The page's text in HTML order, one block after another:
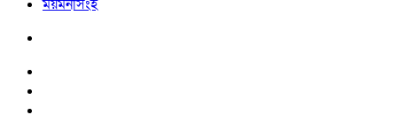
ময়মনসিংহ